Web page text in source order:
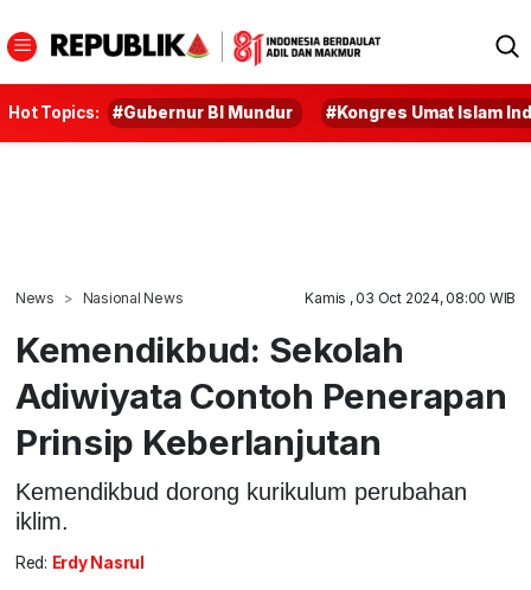
Hot Topics: #Gubernur BI Mundur #Kongres Umat Islam
News Nasional News Kamis , 03 Oct 2024, 08:00 WIB
Kemendikbud: Sekolah
Adiwiyata Contoh Penerapan
Prinsip Keberlanjutan
Kemendikbud dorong kurikulum perubahan
iklim.
Red: Erdy Nasrul